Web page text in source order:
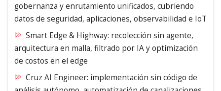
gobernanza y enrutamiento unificados, cubriendo
datos de seguridad, aplicaciones, observabilidad e IoT
Smart Edge & Highway: recolección sin agente,
arquitectura en malla, filtrado por IA y optimización
de costos en el edge
Cruz AI Engineer: implementación sin código de